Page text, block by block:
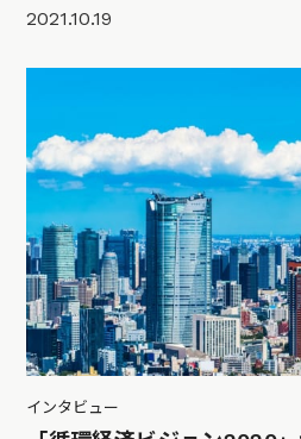
2021.10.19
インタビュー